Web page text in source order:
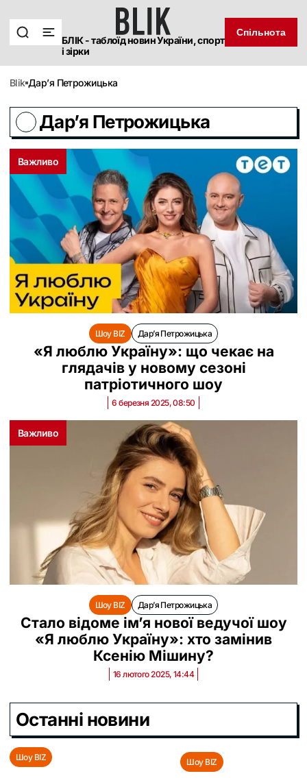
БЛІК - таблоїд новин України, спорт
і зірки
Спільнота
blik Дар’я Петрожицька
Дар’я Петрожицька
Важливо
Шоу BIZ Дар’я Петрожицька
«Я люблю Україну»: що чекає на
глядачів у новому сезоні
патріотичного шоу
6 березня 2025, 08:50
Важливо
Шоу BIZ Дар’я Петрожицька
Стало відоме ім’я нової ведучої шоу
«Я люблю Україну»: хто замінив
Ксенію Мішину?
16 лютого 2025, 14:44
Останні новини
Шоу BIZ Шоу BIZ